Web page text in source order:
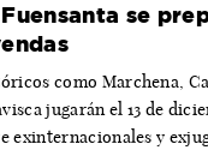
se
como Marchena,
jugarán el 13 de
exinternacionales y